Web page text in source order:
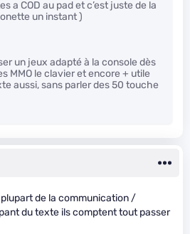
a COD au pad et c’est juste de la
un instant )
un jeux adapté à la console dès
MMO le clavier et encore + utile
aussi, sans parler des 50 touche
de la communication /
du texte ils comptent tout passer